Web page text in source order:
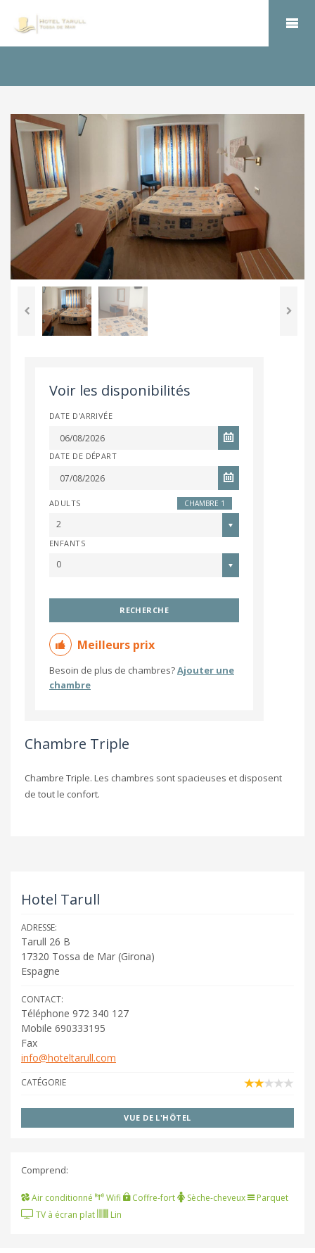
Voir les disponibilités
DATE D'ARRIVÉE
DATE DE DÉPART
CHAMBRE 1
ADULTS
2
ENFANTS
0
RECHERCHE
Meilleurs prix
Besoin de plus de chambres?Ajouter une
chambre
Chambre Triple
Chambre Triple. Les chambres sont spacieuses et disposent
de tout le confort.
Hotel Tarull
ADRESSE:
Tarull 26 B
17320 Tossa de Mar (Girona)
Espagne
CONTACT:
Téléphone 972 340 127
Mobile 690333195
Fax
info@hoteltarull.com
CATÉGORIE
VUE DE L'HÔTEL
Comprend:
Air conditionné Wifi Coffre-fort Sèche-cheveux
Parquet
TV à écran plat
Lin